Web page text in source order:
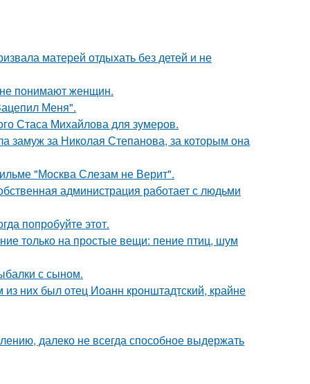
матерей отдыхать без детей и не
понимают женщин.
Меня".
Стаса Михайлова для зумеров.
замуж за Николая Степанова, за которым она
"Москва Слезам не Верит".
администрация работает с людьми
попробуйте этот.
только на простые вещи: пение птиц, шум
с сыном.
них был отец Иоанн кронштадтский, крайне
далеко не всегда способное выдержать